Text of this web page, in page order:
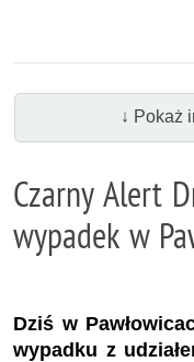
↓ Pokaż
Czarny Alert
wypadek w
Dziś w
wypadku z